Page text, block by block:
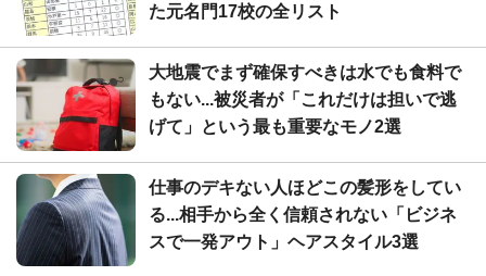
た元名門17校の全リスト
大地震でまず確保すべきは水でも食料で
もない...被災者が「これだけは担いで逃
げて」という最も重要なモノ2選
仕事のデキない人ほどこの髪形をしてい
る...相手から全く信頼されない「ビジネ
スで一発アウト」ヘアスタイル3選